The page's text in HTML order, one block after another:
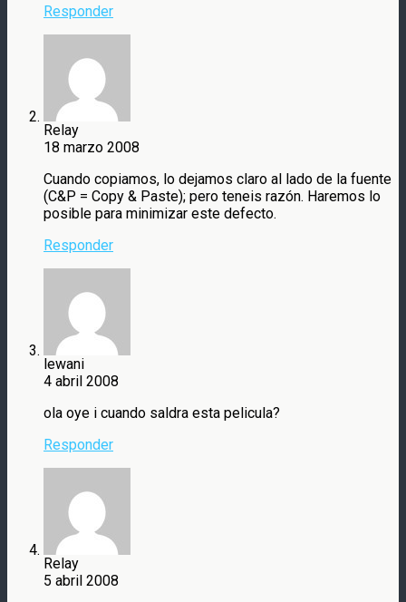
Responder
Relay
18 marzo 2008
Cuando copiamos, lo dejamos claro al lado de la fuente
(C&P = Copy & Paste); pero teneis razón. Haremos lo
posible para minimizar este defecto.
Responder
lewani
4 abril 2008
ola oye i cuando saldra esta pelicula?
Responder
Relay
5 abril 2008